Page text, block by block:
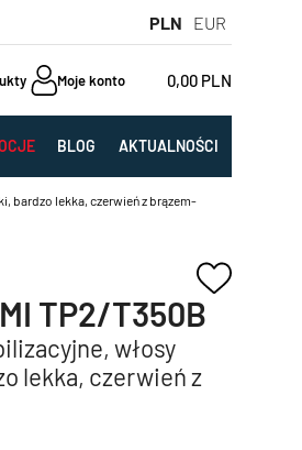
PLN EUR
Moje konto 0,00 PLN
BLOG AKTUALNOŚCI
bardzo lekka, czerwień z brązem-
TP2/T350B
włosy
lekka, czerwień z